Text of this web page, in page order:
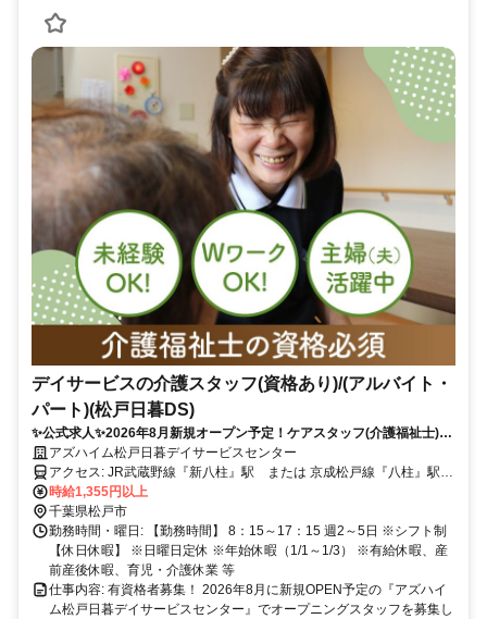
デイサービスの介護スタッフ(資格あり)/(アルバイト・
パート)(松戸日暮DS)
✨公式求人✨2026年8月新規オープン予定！ケアスタッフ(介護福祉士)募
集中！週2日勤務から◎幅広い年代のスタッフ活躍！
アズハイム松戸日暮デイサービスセンター
アクセス: JR武蔵野線『新八柱』駅 または 京成松戸線『八柱』駅よ
りとほ8分
時給1,355円以上
千葉県松戸市
勤務時間・曜日: 【勤務時間】 8：15～17：15 週2～5日 ※シフト制
【休日休暇】 ※日曜日定休 ※年始休暇（1/1～1/3） ※有給休暇、産
前産後休暇、育児・介護休業 等
仕事内容: 有資格者募集！ 2026年8月に新規OPEN予定の『アズハイ
ム松戸日暮デイサービスセンター』でオープニングスタッフを募集し